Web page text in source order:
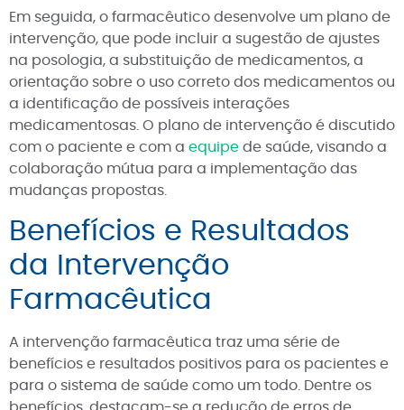
Em seguida, o farmacêutico desenvolve um plano de
intervenção, que pode incluir a sugestão de ajustes
na posologia, a substituição de medicamentos, a
orientação sobre o uso correto dos medicamentos ou
a identificação de possíveis interações
medicamentosas. O plano de intervenção é discutido
com o paciente e com a equipe de saúde, visando a
colaboração mútua para a implementação das
mudanças propostas.
Benefícios e Resultados
da Intervenção
Farmacêutica
A intervenção farmacêutica traz uma série de
benefícios e resultados positivos para os pacientes e
para o sistema de saúde como um todo. Dentre os